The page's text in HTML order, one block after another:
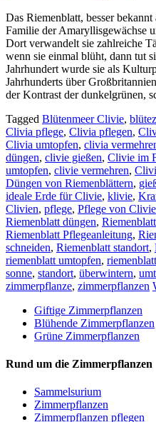
Das Riemenblatt, besser
Familie der Amaryllisgewächse
Dort verwandelt sie zahlreiche
wenn sie einmal blüht, dann tut
Jahrhundert wurde sie als
Jahrhunderts über
der Kontrast der dunkelgrünen,
Tagged Blütenmeer Clivie,
Clivia pflege, Clivia pflegen,
Clivia umtopfen, clivia
düngen, clivie gießen, Clivie im
umtopfen, clivie vermehren,
Düngen von Riemenblättern,
ideale Erde für Clivie, klivie,
Clivien, pflege, Pflege von
Riemenblatt düngen,
Riemenblatt Pflegeanleitung,
schneiden, Riemenblatt standort,
riemenblatt umtopfen,
sonne, standort, überwintern,
zimmerpflanze, zimmerpflanzen
Giftige Zimmerpflanzen
Blühende Zimmerpflanzen
Grüne Zimmerpflanzen
Rund um die Zimmerpflanzen
Sam­mel­su­ri­um
Zimmerpflanzen
Zimmerpflanzen pflegen